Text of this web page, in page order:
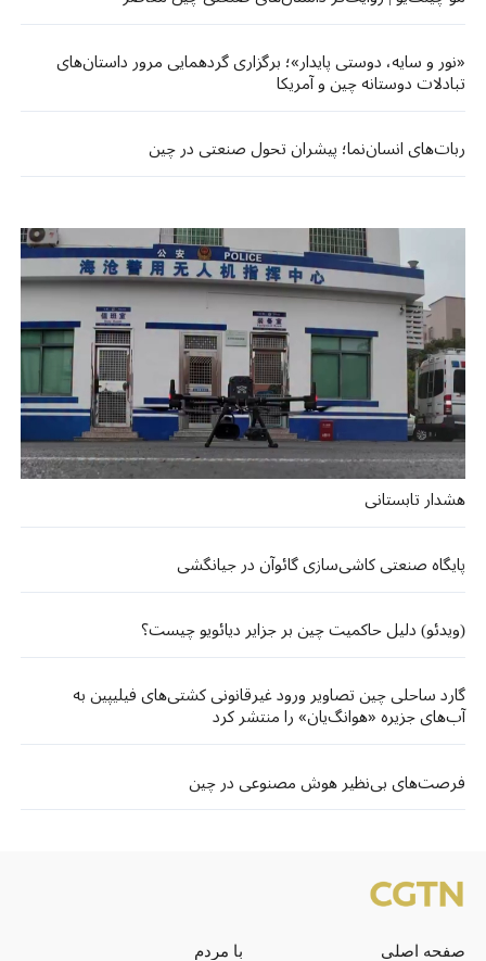
«نور و سایه، دوستی پایدار»؛ برگزاری گردهمایی مرور داستان‌های
تبادلات دوستانه چین و آمریکا
ربات‌های انسان‌نما؛ پیشران تحول صنعتی در چین
هشدار تابستانی
پایگاه صنعتی کاشی‌سازی گائوآن در جیانگشی
(ویدئو) دلیل حاکمیت چین بر جزایر دیائویو چیست؟
گارد ساحلی چین تصاویر ورود غیرقانونی کشتی‌های فیلیپین به
آب‌های جزیره‌ «هوانگ‌یان» را منتشر کرد
فرصت‌های بی‌نظیر هوش مصنوعی در چین
صفحه اصلی
با مردم